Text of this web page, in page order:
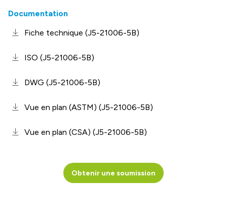
Documentation
Fiche technique (J5-21006-5B)
ISO (J5-21006-5B)
DWG (J5-21006-5B)
Vue en plan (ASTM) (J5-21006-5B)
Vue en plan (CSA) (J5-21006-5B)
Obtenir une soumission